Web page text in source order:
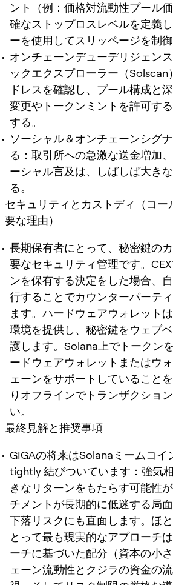
ント（例：価格対流動性プール
確なストップロスレベルを定義
ーを使用してスリッページを制御
オンチェーンデューデリジェン
ックエクスプローラー（Solscan
ドレスを確認し、プール構成と
変更やトークンミントを許可す
する。
ソーシャル＆オンチェーンシグ
る：取引所への急激な送金増加
ーシャル言及は、しばしば大き
る。
セキュリティとカストディ（コー
要な理由）
長期保有者にとって、秘密鍵の
要なセキュリティ管理です。
ンを保有する決定をした場合、
行することでカウンターパーテ
ます。ハードウェアウォレット
環境を提供し、秘密鍵をウェブ
護します。Solana上でトークン
ードウェアウォレットまたはウ
ェーンをサポートしていること
りオフラインでトランザクショ
い。
最終見解と推奨事項
GIGAの将来はSolanaミームコイ
tightly 結びついています：強気
きなリターンをもたらす可能性
チメントが長期的に低迷する局
下落リスクにも直面します。ほ
とって最も現実的なアプローチ
ーチに基づいた配分（資本の小
ェーン流動性とクジラの資金の